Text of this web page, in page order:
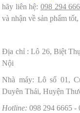
hãy liên hệ: 098 294
và nhận về sản phẩm
Địa chỉ : Lô 26, Biệt
Nội
Nhà máy: Lô số 01,
Duyên Thái, Huyện
Hotline: 098 294 6665 -